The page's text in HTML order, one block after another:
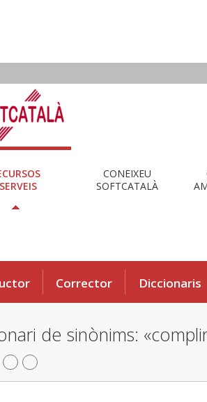
CONEIXEU
SOFTCATALÀ
Corrector Diccionaris
de sinònims: